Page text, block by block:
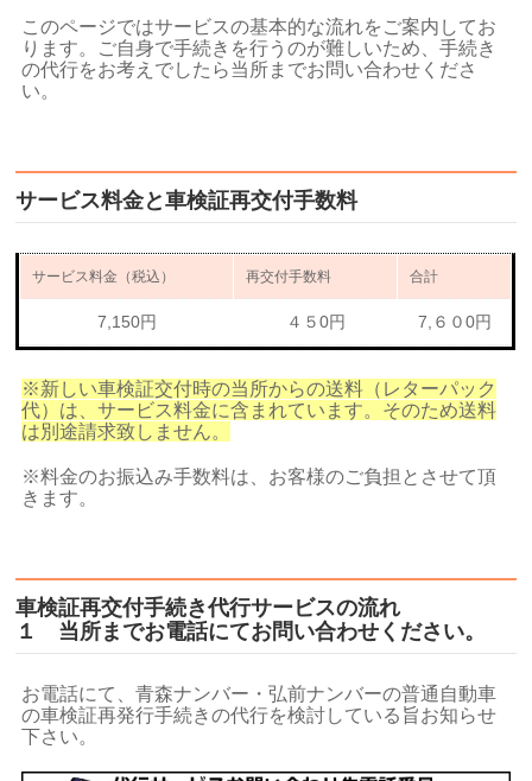
このページではサービスの基本的な流れをご案内してお
ります。ご自身で手続きを行うのが難しいため、手続き
の代行をお考えでしたら当所までお問い合わせくださ
い。
サービス料金と車検証再交付手数料
サービス料金（税込） 再交付手数料 合計
7,150円 ４５0円 7,６０0円
※新しい車検証交付時の当所からの送料（レターパック
代）は、サービス料金に含まれています。 そのため送料
は別途請求致しません。
※料金のお振込み手数料は、お客様のご負担とさせて頂
きます。
車検証再交付手続き代行サービスの流れ
１ 当所までお電話にてお問い合わせください。
お電話にて、青森ナンバー・弘前ナンバーの普通自動車
の車検証再発行手続きの代行を検討している旨お知らせ
下さい。